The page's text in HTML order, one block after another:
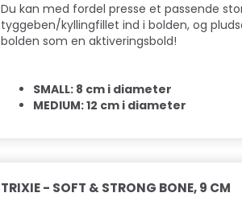
Du kan med fordel presse et passende
tyggeben/kyllingfillet ind i bolden, og
bolden som en aktiveringsbold!
SMALL: 8 cm i diameter
MEDIUM: 12 cm i diameter
TRIXIE - SOFT & STRONG BONE, 9 CM